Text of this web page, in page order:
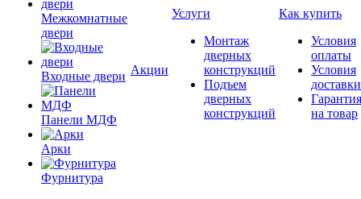
Межкомнатные
двери
Входные двери
Панели МДФ
Арки
Фурнитура
Акции
Услуги
Монтаж
дверных
конструкций
Подъем
дверных
конструкций
Как купить
Условия
оплаты
Условия
доставки
Гарантия
на товар